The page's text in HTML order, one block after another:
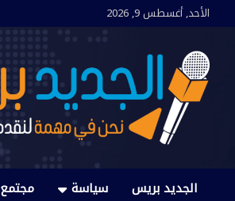
الأحد, أغسطس 9, 2026
الجديد بريس
الجديد بريس
سياسة مجتمع